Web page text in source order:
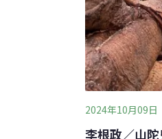
2024年10月09日
李根政／山